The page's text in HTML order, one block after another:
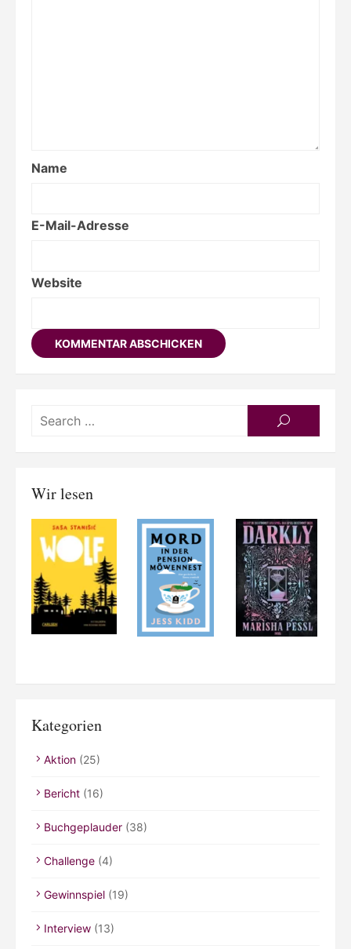
Name
E-Mail-Adresse
Website
SEARCH
Wir lesen
Kategorien
Aktion (25)
Bericht (16)
Buchgeplauder (38)
Challenge (4)
Gewinnspiel (19)
Interview (13)